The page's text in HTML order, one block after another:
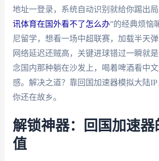
地址一登录，系统自动识别就给你踢出
讯体育在国外看不了怎么办”的经典烦恼
尼留学，想看一场中超联赛，加载半天弹
网络延迟还贼高，关键进球错过一瞬就
念国内那种躺在沙发上，喝着啤酒看中
感。解决之道？靠回国加速器模拟大陆
你还在故乡。
解锁神器：回国加速器
值